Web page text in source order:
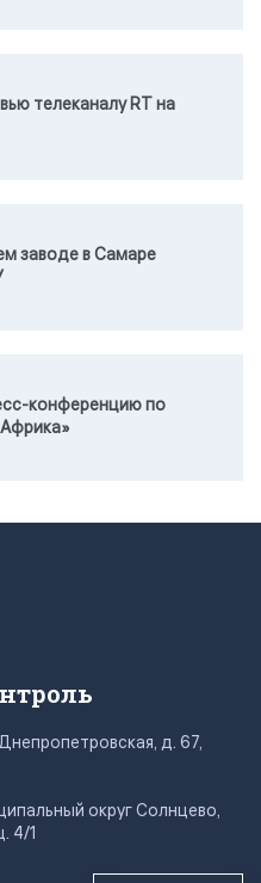
телеканалу RТ на
заводе в Самаре
конференцию по
д. 67,
округ Солнцево,
4/1